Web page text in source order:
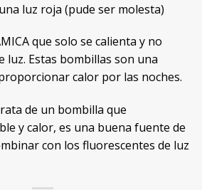
luz roja (pude ser molesta)
que solo se calienta y no
luz. Estas bombillas son una
calor por las noches.
de un bombilla que
y calor, es una buena fuente de
con los fluorescentes de luz